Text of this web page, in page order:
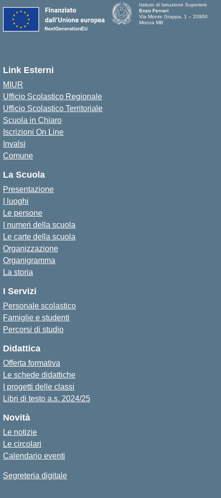
Istituto di Istruzione Superiore
Enzo Ferrari
Via Monte Grappa, 1 – 20900
Monza MB
Link Esterni
MIUR
Ufficio Scolastico Regionale
Ufficio Scolastico Territoriale
Scuola in Chiaro
Iscrizioni On Line
Invalsi
Comune
La Scuola
Presentazione
I luoghi
Le persone
I numeri della scuola
Le carte della scuola
Organizzazione
Organigramma
La storia
I Servizi
Personale scolastico
Famiglie e studenti
Percorsi di studio
Didattica
Offerta formativa
Le schede didattiche
I progetti delle classi
Libri di testo a.s. 2024/25
Novità
Le notizie
Le circolari
Calendario eventi
Segreteria digitale